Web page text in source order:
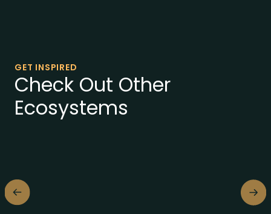
GET INSPIRED
Check Out Other
Ecosystems